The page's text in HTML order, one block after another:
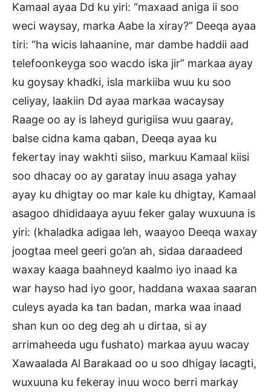
Kamaal ayaa Dd ku yiri: “maxaad aniga ii soo
weci waysay, marka Aabe la xiray?” Deeqa ayaa
tiri: “ha wicis lahaanine, mar dambe haddii aad
telefoonkeyga soo wacdo iska jir” markaa ayay
ku goysay khadki, isla markiiba wuu ku soo
celiyay, laakiin Dd ayaa markaa wacaysay
Raage oo ay is laheyd gurigiisa wuu gaaray,
balse cidna kama qaban, Deeqa ayaa ku
fekertay inay wakhti siiso, markuu Kamaal kiisi
soo dhacay oo ay garatay inuu asaga yahay
ayay ku dhigtay oo mar kale ku dhigtay, Kamaal
asagoo dhididaaya ayuu feker galay wuxuuna is
yiri: (khaladka adigaa leh, waayoo Deeqa waxay
joogtaa meel geeri go’an ah, sidaa daraadeed
waxay kaaga baahneyd kaalmo iyo inaad ka
war hayso had iyo goor, haddana waxaa saaran
culeys ayada ka tan badan, marka waa inaad
shan kun oo deg deg ah u dirtaa, si ay
arrimaheeda ugu fushato) markaa ayuu wacay
Xawaalada Al Barakaad oo u soo dhigay lacagti,
wuxuuna ku fekeray inuu woco berri markay